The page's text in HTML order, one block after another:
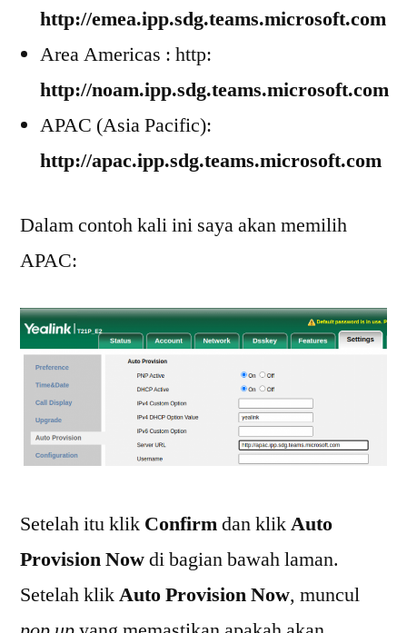
http://emea.ipp.sdg.teams.microsoft.com
Area Americas : http:
http://noam.ipp.sdg.teams.microsoft.com
APAC (Asia Pacific):
http://apac.ipp.sdg.teams.microsoft.com
Dalam contoh kali ini saya akan memilih
APAC:
Setelah itu klik Confirmdan klikAuto
Provision Nowdi bagian bawah laman.
Setelah klikAuto Provision Now, muncul